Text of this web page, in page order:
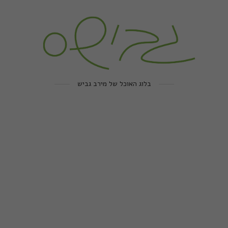
בלוג האוכל של מירב גביש